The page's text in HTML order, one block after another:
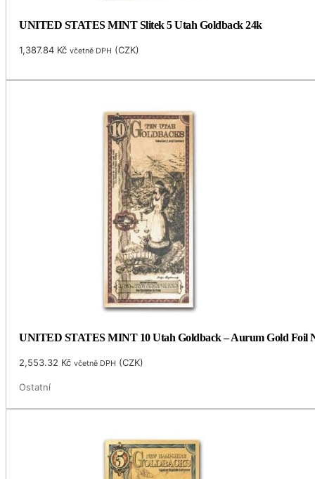
UNITED STATES MINT Slitek 5 Utah Goldback 24k
1,387.84 Kč včetně DPH (CZK)
UNITED STATES MINT 10 Utah Goldback – Aurum Gold Foil
2,553.32 Kč včetně DPH (CZK)
Ostatní